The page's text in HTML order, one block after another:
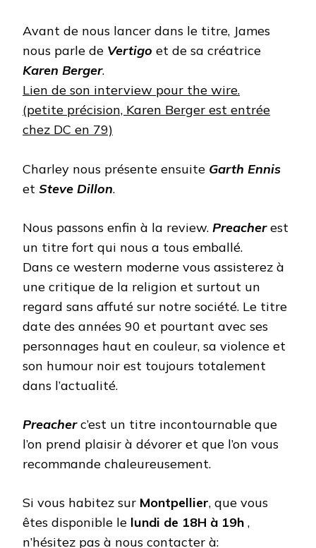
Avant de nous lancer dans le titre, James
nous parle de Vertigo et de sa créatrice
Karen Berger.
Lien de son interview pour the wire.
(petite précision, Karen Berger est entrée
chez DC en 79)
Charley nous présente ensuite Garth Ennis
et Steve Dillon.
Nous passons enfin à la review. Preacherest
un titre fort qui nous a tous emballé.
Dans ce western moderne vous assisterez à
une critique de la religion et surtout un
regard sans affuté sur notre société. Le titre
date des années 90 et pourtant avec ses
personnages haut en couleur, sa violence et
son humour noir est toujours totalement
dans l’actualité.
Preacherc’est un titre incontournable que
l’on prend plaisir à dévorer et que l’on vous
recommande chaleureusement.
Si vous habitez sur Montpellier, que vous
êtes disponible le lundi de 18H à 19h ,
n’hésitez pas à nous contacter à: